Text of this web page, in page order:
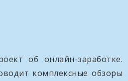
об онлайн-заработке.
комплексные обзоры